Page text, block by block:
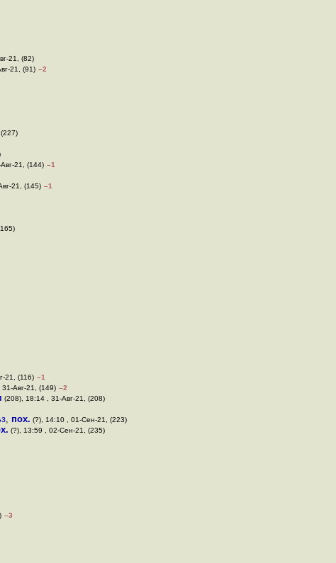
21, (82)
21, (91) –2
21, (144) –1
21, (145) –1
21, (116) –1
Авг-21, (149) –2
(208), 18:14 , 31-Авг-21, (208)
, пох. (?), 14:10 , 01-Сен-21, (223)
(?), 13:59 , 02-Сен-21, (235)
–3